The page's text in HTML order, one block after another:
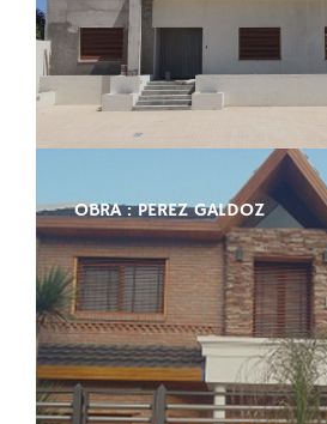
OBRA : PEREZ GALDOZ